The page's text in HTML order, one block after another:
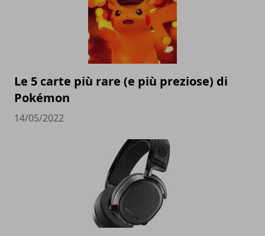
Le 5 carte più rare (e più preziose) di
Pokémon
14/05/2022